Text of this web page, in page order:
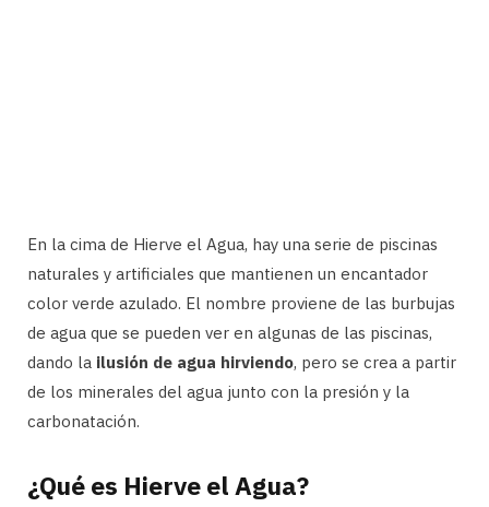
En la cima de Hierve el Agua, hay una serie de piscinas
naturales y artificiales que mantienen un encantador
color verde azulado. El nombre proviene de las burbujas
de agua que se pueden ver en algunas de las piscinas,
dando la ilusión de agua hirviendo, pero se crea a partir
de los minerales del agua junto con la presión y la
carbonatación.
¿Qué es Hierve el Agua?